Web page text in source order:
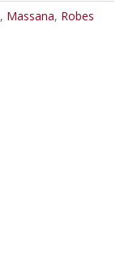
, Massana, Robes